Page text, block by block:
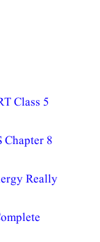
Class 5
Chapter 8
Really